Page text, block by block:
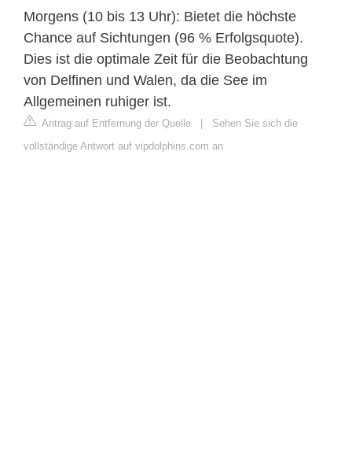
Morgens (10 bis 13 Uhr): Bietet die höchste
Chance auf Sichtungen (96 % Erfolgsquote).
Dies ist die optimale Zeit für die Beobachtung
von Delfinen und Walen, da die See im
Allgemeinen ruhiger ist.
Antrag auf Entfernung der Quelle | Sehen Sie sich die
vollständige Antwort auf vipdolphins.com an